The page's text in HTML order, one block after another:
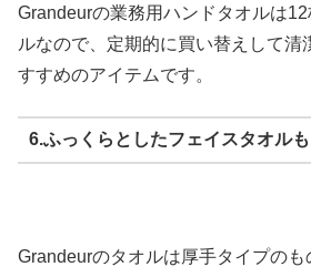
Grandeurの業務用ハンドタオルは
ルなので、定期的に買い替えして清
すすめのアイテムです。
6.ふっくらとしたフェイスタオルも
Grandeurのタオルは厚手タイプのも